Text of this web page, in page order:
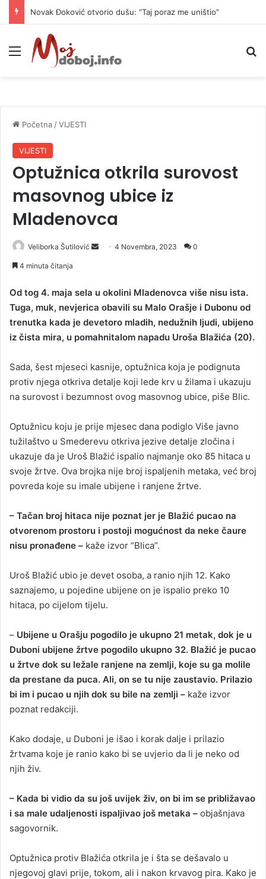
Novak Đoković otvorio dušu: “Taj poraz me uništio”
Meni
Početna /VIJESTI
VIJESTI
Optužnica otkrila surovost
masovnog ubice iz
Mladenovca
Veliborka Šutilović
d
n
e
4 Novembra, 2023 0
4 minuta čitanja
Od tog 4. maja sela u okolini Mladenovca više nisu ista.
Tuga, muk, nevjerica obavili su Malo Orašje i Dubonu od
trenutka kada je devetoro mladih, nedužnih ljudi, ubijeno
iz čista mira, u pomahnitalom napadu Uroša Blažića (20).
Sada, šest mjeseci kasnije, optužnica koja je podignuta
protiv njega otkriva detalje koji lede krv u žilama i ukazuju
na surovost i bezumnost ovog masovnog ubice, piše Blic.
Optužnicu koju je prije mjesec dana podiglo Više javno
tužilaštvo u Smederevu otkriva jezive detalje zločina i
ukazuje da je Uroš Blažić ispalio najmanje oko 85 hitaca u
svoje žrtve. Ova brojka nije broj ispaljenih metaka, već broj
povreda koje su imale ubijene i ranjene žrtve.
– Tačan broj hitaca nije poznat jer je Blažić pucao na
otvorenom prostoru i postoji mogućnost da neke čaure
nisu pronađene – kaže izvor “Blica”.
Uroš Blažić ubio je devet osoba, a ranio njih 12. Kako
saznajemo, u pojedine ubijene on je ispalio preko 10
hitaca, po cijelom tijelu.
– Ubijene u Orašju pogodilo je ukupno 21 metak, dok je u
Duboni ubijene žrtve pogodilo ukupno 32. Blažić je pucao
u žrtve dok su ležale ranjene na zemlji, koje su ga molile
da prestane da puca. Ali, on se tu nije zaustavio. Prilazio
bi im i pucao u njih dok su bile na zemlji – kaže izvor
poznat redakciji.
Kako dodaje, u Duboni je išao i korak dalje i prilazio
žrtvama koje je ranio kako bi se uvjerio da li je neko od
njih živ.
– Kada bi vidio da su još uvijek živ, on bi im se približavao
i sa male udaljenosti ispaljivao još metaka – objašnjava
sagovornik.
Optužnica protiv Blažića otkrila je i šta se dešavalo u
njegovoj glavi prije, tokom, ali i nakon krvavog pira. Kako je